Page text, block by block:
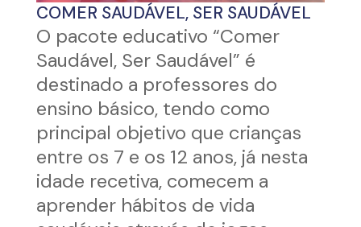
COMER SAUDÁVEL, SER SAUDÁVEL
O pacote educativo “Comer
Saudável, Ser Saudável” é
destinado a professores do
ensino básico, tendo como
principal objetivo que crianças
entre os 7 e os 12 anos, já nesta
idade recetiva, comecem a
aprender hábitos de vida